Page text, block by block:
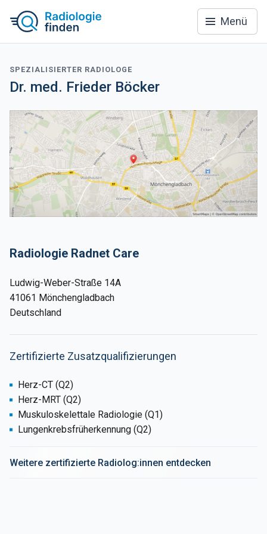
Menü
SPEZIALISIERTER RADIOLOGE
Dr. med. Frieder Böcker
Radiologie Radnet Care
Ludwig-Weber-Straße 14A
41061 Mönchengladbach
Deutschland
Zertifizierte Zusatzqualifizierungen
Herz-CT (Q2)
Herz-MRT (Q2)
Muskuloskelettale Radiologie (Q1)
Lungenkrebsfrüherkennung (Q2)
Weitere zertifizierte Radiolog:innen entdecken